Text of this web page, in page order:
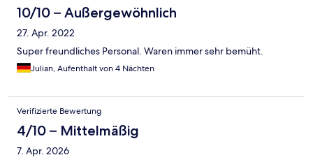
10/10 – Außergewöhnlich
27. Apr. 2022
Super freundliches Personal. Waren immer sehr bemüht.
Julian, Aufenthalt von 4 Nächten
Verifizierte Bewertung
4/10 – Mittelmäßig
7. Apr. 2026